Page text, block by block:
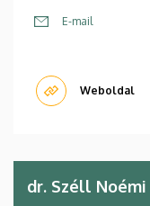
E-mail
Weboldal
dr. Széll Noémi